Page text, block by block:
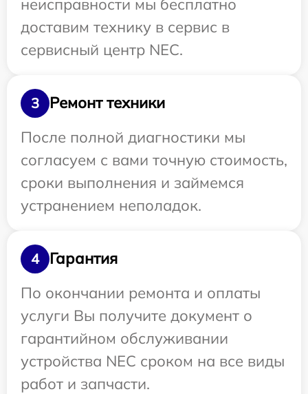
доставим технику в сервис в
сервисный центр NEC.
3
Ремонт техники
После полной диагностики мы
согласуем с вами точную стоимость,
сроки выполнения и займемся
устранением неполадок.
4
Гарантия
По окончании ремонта и оплаты
услуги Вы получите документ о
гарантийном обслуживании
устройства NEC сроком на все виды
работ и запчасти.